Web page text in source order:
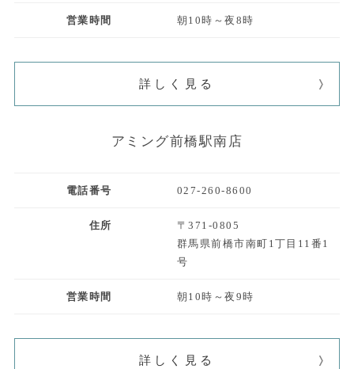
営業時間 朝10時～夜8時
詳しく見る
アミング前橋駅南店
電話番号 027-260-8600
住所
〒371-0805
群馬県前橋市南町1丁目11番1
号
営業時間 朝10時～夜9時
詳しく見る